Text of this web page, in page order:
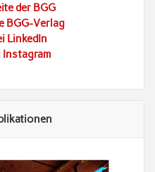
der BGG
BGG-Verlag
LinkedIn
Instagram